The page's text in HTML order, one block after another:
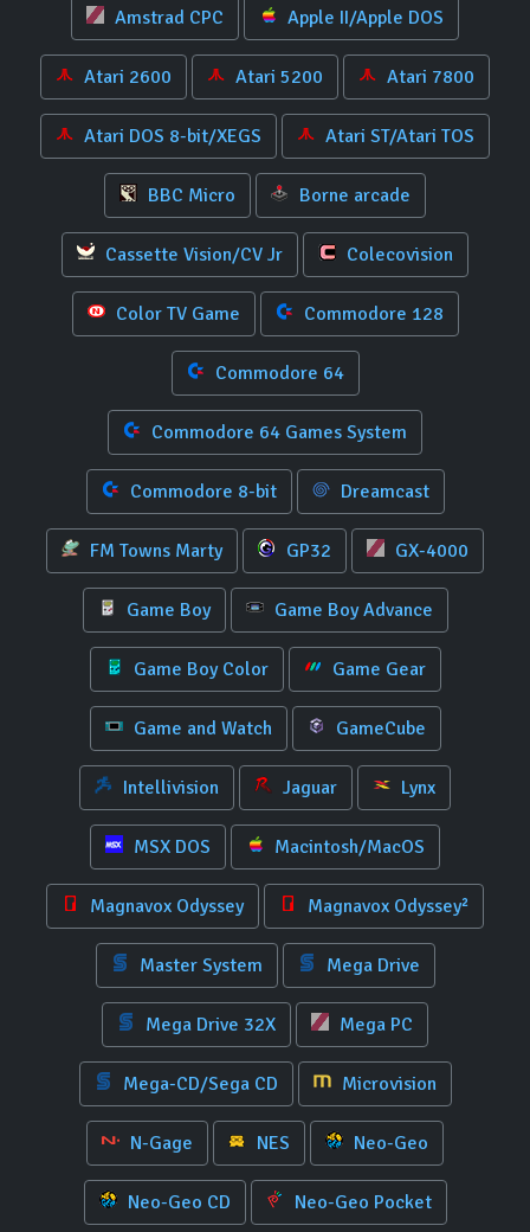
Amstrad CPC Apple II/Apple DOS
Atari 2600 Atari 5200 Atari 7800
Atari DOS 8-bit/XEGS Atari ST/Atari TOS
BBC Micro Borne arcade
Cassette Vision/CV Jr Colecovision
Color TV Game Commodore 128
Commodore 64
Commodore 64 Games System
Commodore 8-bit Dreamcast
FM Towns Marty GP32 GX-4000
Game Boy Game Boy Advance
Game Boy Color Game Gear
Game and Watch GameCube
Intellivision Jaguar Lynx
MSX DOS Macintosh/MacOS
Magnavox Odyssey Magnavox Odyssey²
Master System Mega Drive
Mega Drive 32X Mega PC
Mega-CD/Sega CD Microvision
N-Gage NES Neo-Geo
Neo-Geo CD Neo-Geo Pocket